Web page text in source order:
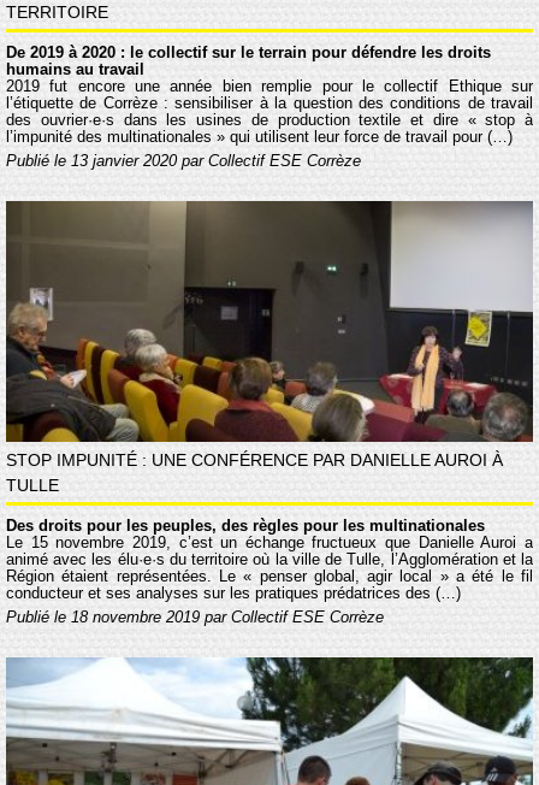
TERRITOIRE
De 2019 à 2020 : le collectif sur le terrain pour défendre les droits
humains au travail
2019 fut encore une année bien remplie pour le collectif Éthique sur
l’étiquette de Corrèze : sensibiliser à la question des conditions de travail
des ouvrier·e·s dans les usines de production textile et dire « stop à
l’impunité des multinationales » qui utilisent leur force de travail pour (…)
Publié le 13 janvier 2020 par Collectif ESE Corrèze
STOP IMPUNITÉ : UNE CONFÉRENCE PAR DANIELLE AUROI À
TULLE
Des droits pour les peuples, des règles pour les multinationales
Le 15 novembre 2019, c’est un échange fructueux que Danielle Auroi a
animé avec les élu·e·s du territoire où la ville de Tulle, l’Agglomération et la
Région étaient représentées. Le « penser global, agir local » a été le fil
conducteur et ses analyses sur les pratiques prédatrices des (…)
Publié le 18 novembre 2019 par Collectif ESE Corrèze